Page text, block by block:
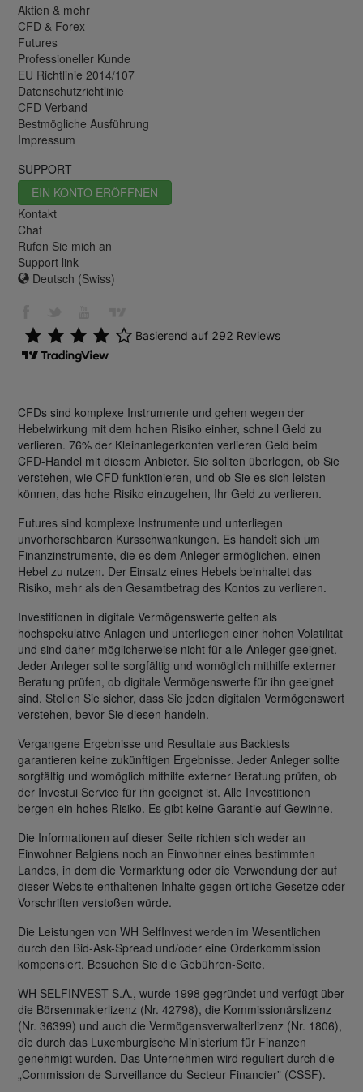
Aktien & mehr
CFD & Forex
Futures
Professioneller Kunde
EU Richtlinie 2014/107
Datenschutzrichtlinie
CFD Verband
Bestmögliche Ausführung
Impressum
SUPPORT
EIN KONTO ERÖFFNEN
Kontakt
Chat
Rufen Sie mich an
Support link
Deutsch (Swiss)
CFDs sind komplexe Instrumente und gehen wegen der
Hebelwirkung mit dem hohen Risiko einher, schnell Geld zu
verlieren. 76% der Kleinanlegerkonten verlieren Geld beim
CFD-Handel mit diesem Anbieter. Sie sollten überlegen, ob Sie
verstehen, wie CFD funktionieren, und ob Sie es sich leisten
können, das hohe Risiko einzugehen, Ihr Geld zu verlieren.
Futures sind komplexe Instrumente und unterliegen
unvorhersehbaren Kursschwankungen. Es handelt sich um
Finanzinstrumente, die es dem Anleger ermöglichen, einen
Hebel zu nutzen. Der Einsatz eines Hebels beinhaltet das
Risiko, mehr als den Gesamtbetrag des Kontos zu verlieren.
Investitionen in digitale Vermögenswerte gelten als
hochspekulative Anlagen und unterliegen einer hohen Volatilität
und sind daher möglicherweise nicht für alle Anleger geeignet.
Jeder Anleger sollte sorgfältig und womöglich mithilfe externer
Beratung prüfen, ob digitale Vermögenswerte für ihn geeignet
sind. Stellen Sie sicher, dass Sie jeden digitalen Vermögenswert
verstehen, bevor Sie diesen handeln.
Vergangene Ergebnisse und Resultate aus Backtests
garantieren keine zukünftigen Ergebnisse. Jeder Anleger sollte
sorgfältig und womöglich mithilfe externer Beratung prüfen, ob
der Investui Service für ihn geeignet ist. Alle Investitionen
bergen ein hohes Risiko. Es gibt keine Garantie auf Gewinne.
Die Informationen auf dieser Seite richten sich weder an
Einwohner Belgiens noch an Einwohner eines bestimmten
Landes, in dem die Vermarktung oder die Verwendung der auf
dieser Website enthaltenen Inhalte gegen örtliche Gesetze oder
Vorschriften verstoßen würde.
Die Leistungen von WH SelfInvest werden im Wesentlichen
durch den Bid-Ask-Spread und/oder eine Orderkommission
kompensiert. Besuchen Sie die Gebühren-Seite.
WH SELFINVEST S.A., wurde 1998 gegründet und verfügt über
die Börsenmaklerlizenz (Nr. 42798), die Kommissionärslizenz
(Nr. 36399) und auch die Vermögensverwalterlizenz (Nr. 1806),
die durch das Luxemburgische Ministerium für Finanzen
genehmigt wurden. Das Unternehmen wird reguliert durch die
„Commission de Surveillance du Secteur Financier” (CSSF).